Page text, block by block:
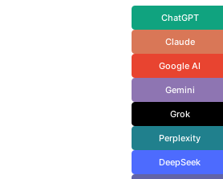
ChatGPT
Claude
Google AI
Gemini
Grok
Perplexity
DeepSeek